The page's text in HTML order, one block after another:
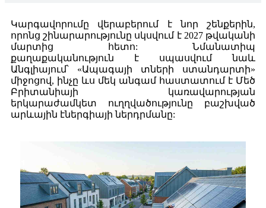
Կարգավորումը վերաբերում է նոր շենքերին,
որոնց շինարարությունը սկսվում է 2027 թվականի
մարտից հետո: Նմանատիպ
քաղաքականություն է սպասվում նաև
Անգլիայում՝ «Ապագայի տների ստանդարտի»
միջոցով, ինչը ևս մեկ անգամ հաստատում է Մեծ
Բրիտանիայի կառավարության
երկարաժամկետ ուղղվածությունը բաշխված
արևային էներգիայի ներդրմանը: